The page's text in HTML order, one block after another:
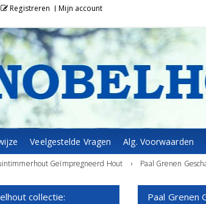
Registreren Mijn account
Veelgestelde Vragen Alg. Voorwaarden
Geïmpregneerd Hout › Paal Grenen
collectie: Paal Grenen